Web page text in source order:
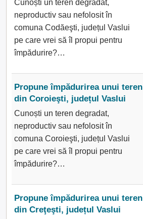
Cunoști un teren degradat,
neproductiv sau nefolosit în
comuna Codăeşti, județul Vaslui
pe care vrei să îl propui pentru
împădurire?…
Propune împădurirea unui teren
din Coroieşti, județul Vaslui
Cunoști un teren degradat,
neproductiv sau nefolosit în
comuna Coroieşti, județul Vaslui
pe care vrei să îl propui pentru
împădurire?…
Propune împădurirea unui teren
din Creţeşti, județul Vaslui